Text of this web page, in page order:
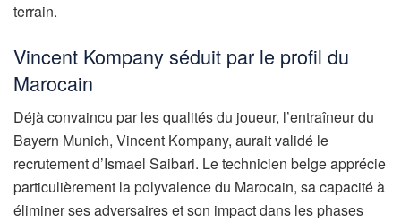
terrain.
Vincent Kompany séduit par le profil du
Marocain
Déjà convaincu par les qualités du joueur, l’entraîneur du
Bayern Munich, Vincent Kompany, aurait validé le
recrutement d’Ismael Saibari. Le technicien belge apprécie
particulièrement la polyvalence du Marocain, sa capacité à
éliminer ses adversaires et son impact dans les phases